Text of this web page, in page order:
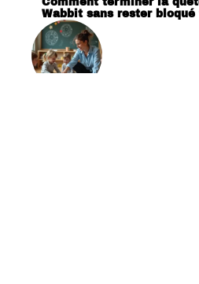
Wabbit sans rester bloqué